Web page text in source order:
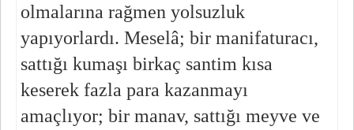
olmalarına rağmen yolsuzluk
yapıyorlardı. Meselâ; bir manifaturacı,
sattığı kumaşı birkaç santim kısa
keserek fazla para kazanmayı
amaçlıyor; bir manav, sattığı meyve ve